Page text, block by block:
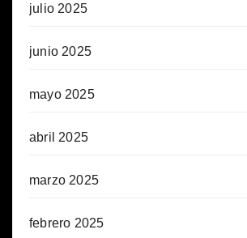
julio 2025
junio 2025
mayo 2025
abril 2025
marzo 2025
febrero 2025